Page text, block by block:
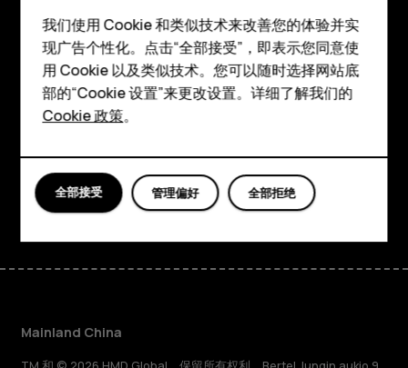
智能手机
经典手机
配件
平板电脑
探索
关于
Planet and people
支持
FacebookInstagramTiktokYoutubeLinkedinDiscord
Mainland China
我们使用 Cookie 和类似技术来改善您的体验并实
现广告个性化。点击“全部接受”，即表示您同意使
用 Cookie 以及类似技术。您可以随时选择网站底
部的“Cookie 设置”来更改设置。详细了解我们的
Cookie 政策。
全部拒绝
管理偏好
全部接受